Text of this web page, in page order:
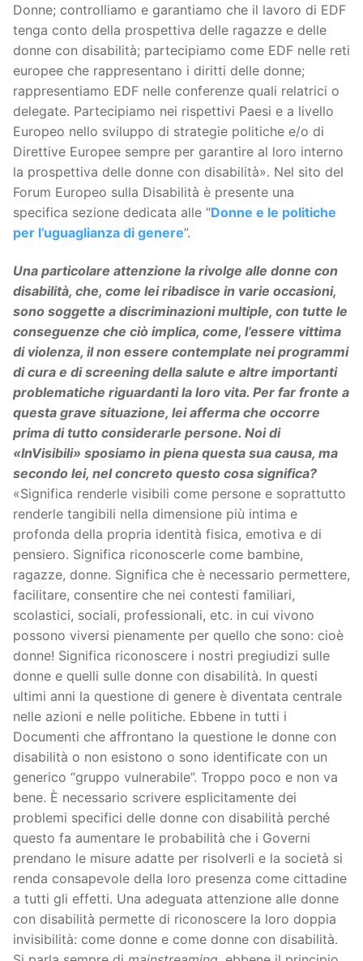
Donne; controlliamo e garantiamo che il lavoro di EDF
tenga conto della prospettiva delle ragazze e delle
donne con disabilità; partecipiamo come EDF nelle reti
europee che rappresentano i diritti delle donne;
rappresentiamo EDF nelle conferenze quali relatrici o
delegate. Partecipiamo nei rispettivi Paesi e a livello
Europeo nello sviluppo di strategie politiche e/o di
Direttive Europee sempre per garantire al loro interno
la prospettiva delle donne con disabilità». Nel sito del
Forum Europeo sulla Disabilità è presente una
specifica sezione dedicata alle “Donne e le politiche
per l’uguaglianza di genere”.
Una particolare attenzione la rivolge alle donne con
disabilità, che, come lei ribadisce in varie occasioni,
sono soggette a discriminazioni multiple, con tutte le
conseguenze che ciò implica, come, l’essere vittima
di violenza, il non essere contemplate nei programmi
di cura e di screening della salute e altre importanti
problematiche riguardanti la loro vita. Per far fronte a
questa grave situazione, lei afferma che occorre
prima di tutto considerarle persone. Noi di
«InVisibili» sposiamo in piena questa sua causa, ma
secondo lei, nel concreto questo cosa significa?
«Significa renderle visibili come persone e soprattutto
renderle tangibili nella dimensione più intima e
profonda della propria identità fisica, emotiva e di
pensiero. Significa riconoscerle come bambine,
ragazze, donne. Significa che è necessario permettere,
facilitare, consentire che nei contesti familiari,
scolastici, sociali, professionali, etc. in cui vivono
possono viversi pienamente per quello che sono: cioè
donne! Significa riconoscere i nostri pregiudizi sulle
donne e quelli sulle donne con disabilità. In questi
ultimi anni la questione di genere è diventata centrale
nelle azioni e nelle politiche. Ebbene in tutti i
Documenti che affrontano la questione le donne con
disabilità o non esistono o sono identificate con un
generico “gruppo vulnerabile”. Troppo poco e non va
bene. È necessario scrivere esplicitamente dei
problemi specifici delle donne con disabilità perché
questo fa aumentare le probabilità che i Governi
prendano le misure adatte per risolverli e la società si
renda consapevole della loro presenza come cittadine
a tutti gli effetti. Una adeguata attenzione alle donne
con disabilità permette di riconoscere la loro doppia
invisibilità: come donne e come donne con disabilità.